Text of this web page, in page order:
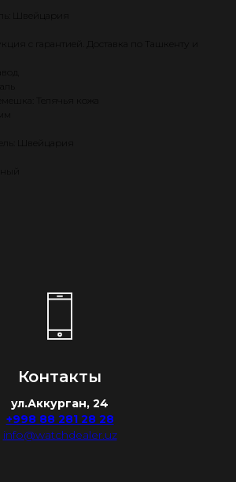
с гарантией. Доставка по Ташкенту и
Телячья кожа
Контакты
ул.Аккурган, 24
+998 88 281 28 28
info@watchdealer.uz